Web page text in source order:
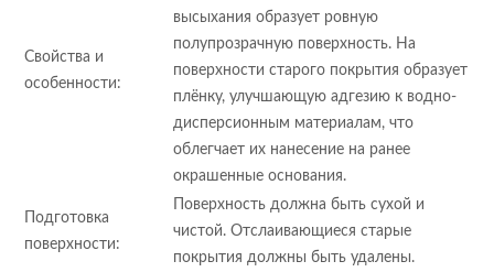
Свойства и
особенности:
высыхания образует ровную
полупрозрачную поверхность. На
поверхности старого покрытия образует
плёнку, улучшающую адгезию к водно-
дисперсионным материалам, что
облегчает их нанесение на ранее
окрашенные основания.
Подготовка
поверхности:
Поверхность должна быть сухой и
чистой. Отслаивающиеся старые
покрытия должны быть удалены.